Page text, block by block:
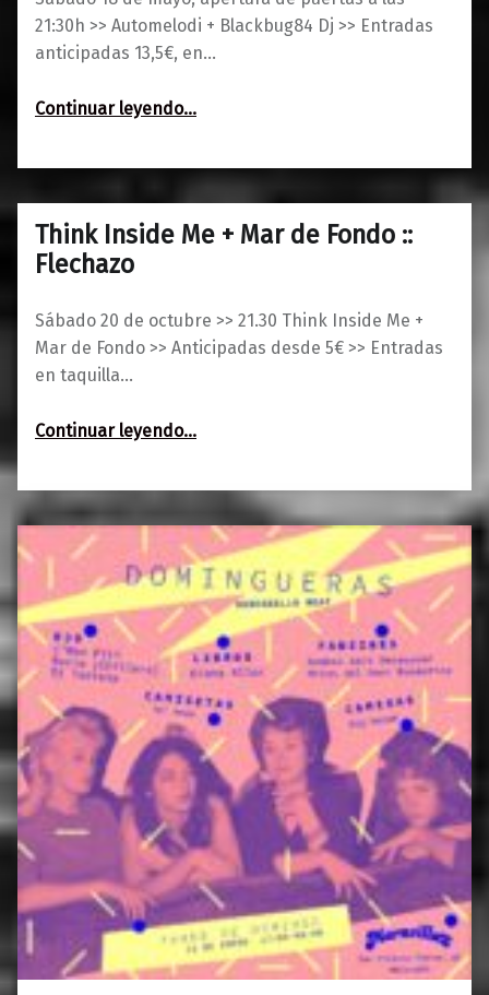
21:30h >> Automelodi + Blackbug84 Dj >> Entradas
anticipadas 13,5€, en…
Continuar leyendo…
Think Inside Me + Mar de Fondo ::
Flechazo
Sábado 20 de octubre >> 21.30 Think Inside Me +
Mar de Fondo >> Anticipadas desde 5€ >> Entradas
en taquilla…
Continuar leyendo“Think Inside Me + Mar de Fondo :: Flechazo”
…
15/10/20180
Maravillas